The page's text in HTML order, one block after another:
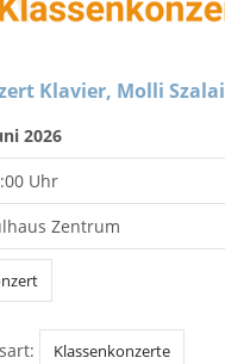
Klavier, Molli Szalai
2026
Uhr
Zentrum
Klassenkonzerte